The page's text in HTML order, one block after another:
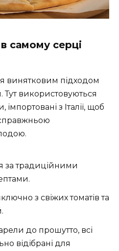
в самому серці
винятковим підходом
Тут використовуються
імпортовані з Італії, щоб
за традиційними
з свіжих томатів та
до прошутто, всі
відібрані для